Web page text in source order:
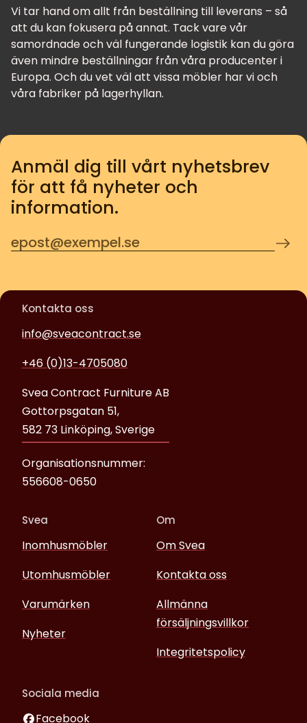
Vi tar hand om allt från beställning till leverans – så
att du kan fokusera på annat. Tack vare vår
samordnade och väl fungerande logistik kan du göra
även mindre beställningar från våra producenter i
Europa. Och du vet väl att vissa möbler har vi och
våra fabriker på lagerhyllan.
Anmäl dig till vårt nyhetsbrev
för att få nyheter och
information.
Kontakta oss
info@sveacontract.se
+46 (0)13-4705080
Svea Contract Furniture AB
Gottorpsgatan 51,
582 73 Linköping, Sverige
Organisationsnummer:
556608-0650
Svea
Inomhusmöbler
Utomhusmöbler
Varumärken
Nyheter
Om
Om Svea
Kontakta oss
Allmänna
försäljningsvillkor
Integritetspolicy
Sociala media
Facebook